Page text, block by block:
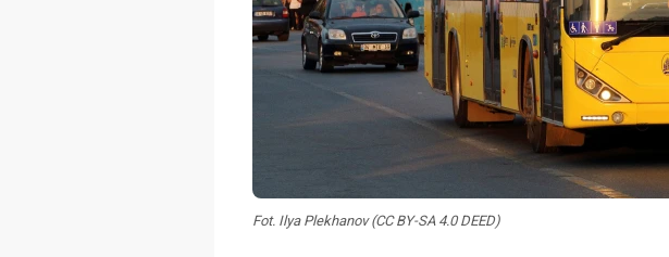
Fot. Ilya Plekhanov (CC BY-SA 4.0 DEED)